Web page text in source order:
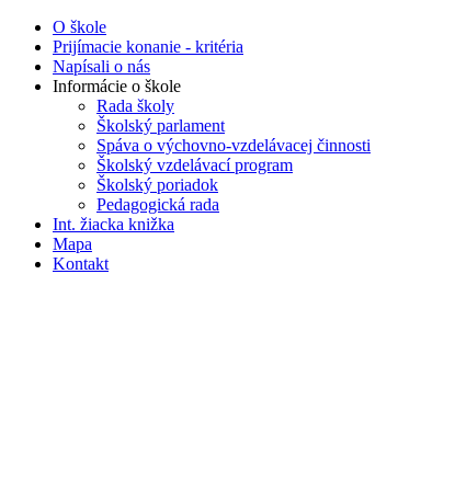
O škole
Prijímacie konanie - kritéria
Napísali o nás
Informácie o škole
Rada školy
Školský parlament
Spáva o výchovno-vzdelávacej činnosti
Školský vzdelávací program
Školský poriadok
Pedagogická rada
Int. žiacka knižka
Mapa
Kontakt